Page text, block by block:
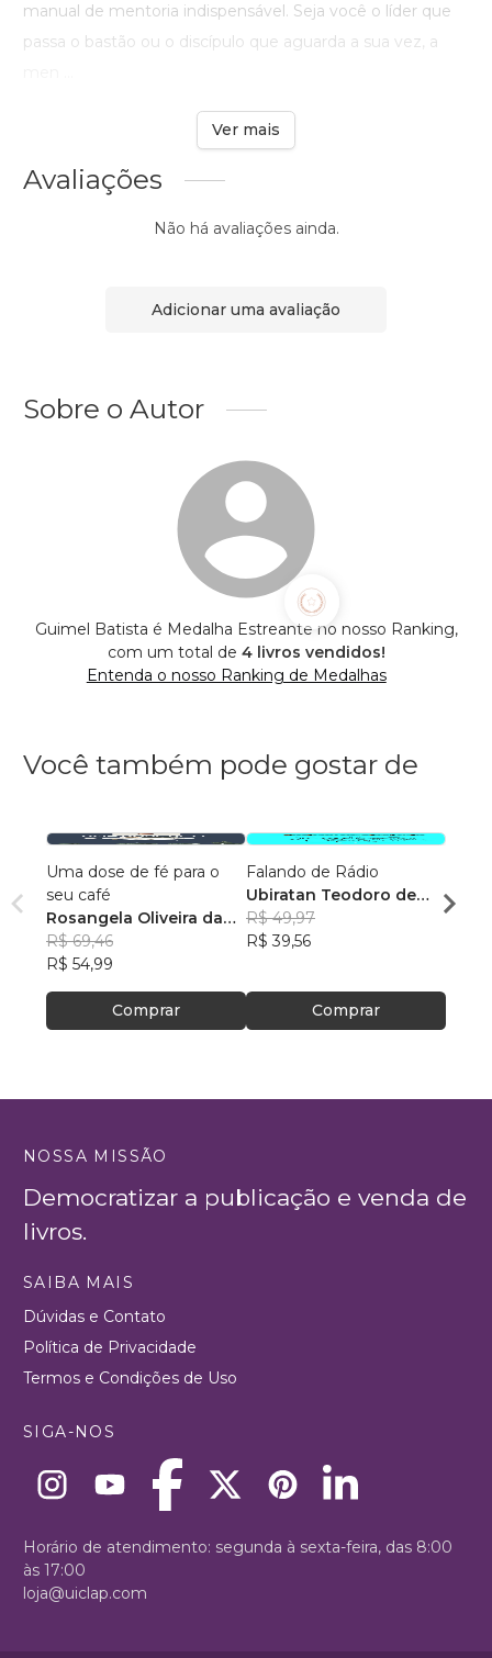
manual de mentoria indispensável. Seja você o líder que
passa o bastão ou o discípulo que aguarda a sua vez, a
Ver mais
Avaliações
Não há avaliações ainda.
Adicionar uma avaliação
Sobre o Autor
Guimel Batista é Medalha Estreante no nosso Ranking,
com um total de 4 livros vendidos!
Entenda o nosso Ranking de Medalhas
Você também pode gostar de
Uma dose de fé para o
seu café
Rosangela Oliveira da
Silva
R$ 69,46
R$ 54,99
Comprar
Falando de Rádio
Ubiratan Teodoro de
Souza
R$ 49,97
R$ 39,56
Comprar
NOSSA MISSÃO
Democratizar a publicação e venda de
livros.
SAIBA MAIS
Dúvidas e Contato
Política de Privacidade
Termos e Condições de Uso
SIGA-NOS
Horário de atendimento: segunda à sexta-feira, das 8:00
às 17:00
loja@uiclap.com